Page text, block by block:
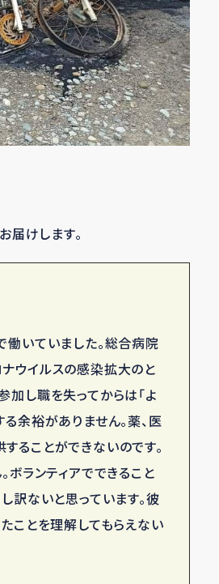
届けします。
働いていました。総合病院
ウイルスの感染拡大のと
し職を失ってからは「よ
余裕がありません。薬、医
ることができないのです。
ボランティアでできること
訳ないと思っています。彼
ことを理解してもらえない